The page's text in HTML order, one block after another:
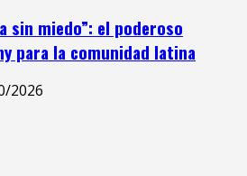
sin miedo”: el poderoso
para la comunidad latina
2026